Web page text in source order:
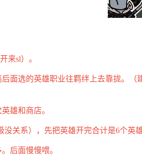
来sl）。
面选的英雄职业往羁绊上去靠拢。
雄和商店。
关系），先把英雄开完合计是6个英雄
后面慢慢喂。